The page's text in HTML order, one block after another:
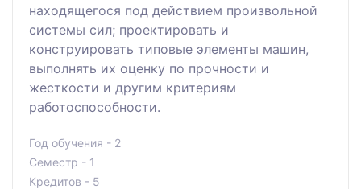
находящегося под действием произвольной
системы сил; проектировать и
конструировать типовые элементы машин,
выполнять их оценку по прочности и
жесткости и другим критериям
работоспособности.
Год обучения - 2
Семестр - 1
Кредитов - 5